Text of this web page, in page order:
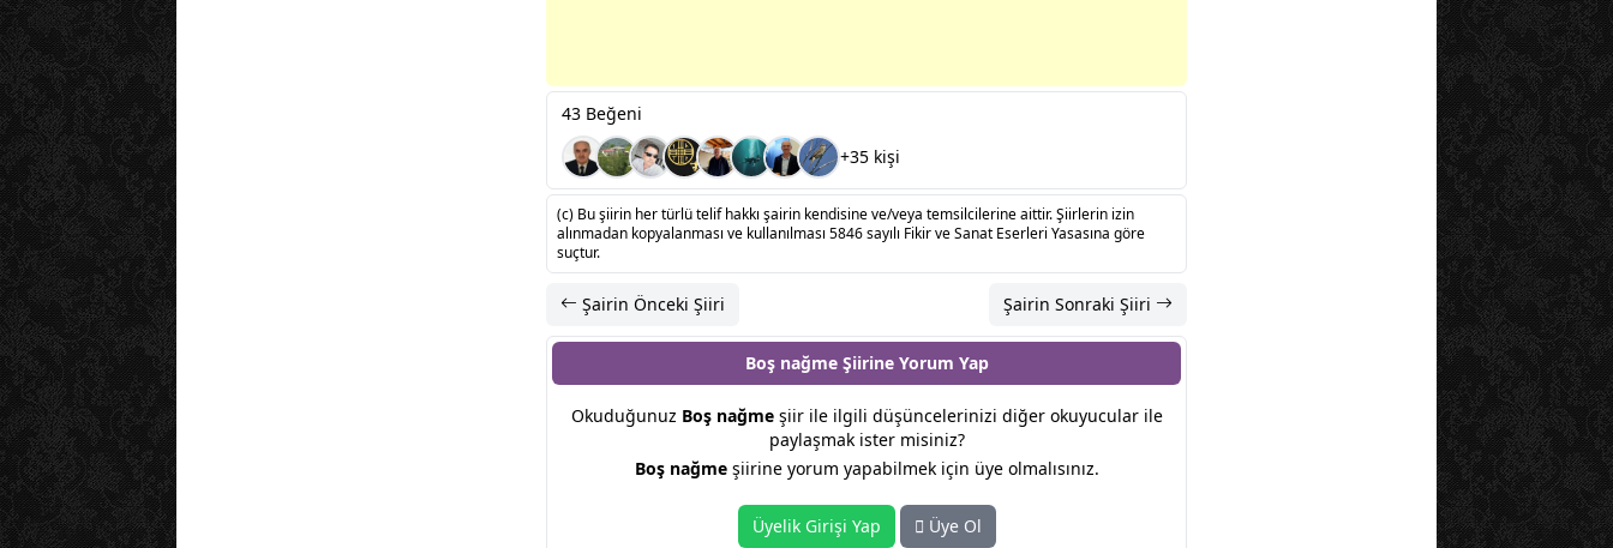
43 Beğeni
+35 kişi
(c) Bu şiirin her türlü telif hakkı şairin kendisine ve/veya temsilcilerine aittir. Şiirlerin izin
alınmadan kopyalanması ve kullanılması 5846 sayılı Fikir ve Sanat Eserleri Yasasına göre
suçtur.
Şairin Önceki Şiiri Şairin Sonraki Şiiri
Boş nağme Şiirine Yorum Yap
Okuduğunuz Boş nağmeşiir ile ilgili düşüncelerinizi diğer okuyucular ile
paylaşmak ister misiniz?
Boş nağmeşiirine yorum yapabilmek için üye olmalısınız.
Üyelik Girişi Yap Üye Ol